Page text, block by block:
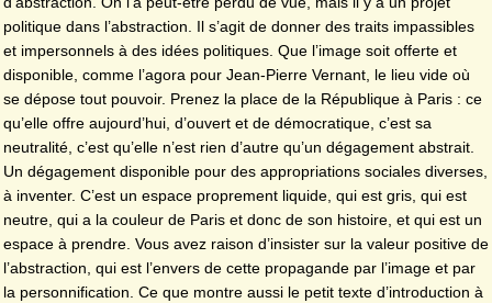
politique dans l’abstraction. Il s’agit de donner des traits impassibles
et impersonnels à des idées politiques. Que l’image soit offerte et
disponible, comme l’agora pour Jean-Pierre Vernant, le lieu vide où
se dépose tout pouvoir. Prenez la place de la République à Paris : ce
qu’elle offre aujourd’hui, d’ouvert et de démocratique, c’est sa
neutralité, c’est qu’elle n’est rien d’autre qu’un dégagement abstrait.
Un dégagement disponible pour des appropriations sociales diverses,
à inventer. C’est un espace proprement liquide, qui est gris, qui est
neutre, qui a la couleur de Paris et donc de son histoire, et qui est un
espace à prendre. Vous avez raison d’insister sur la valeur positive de
l’abstraction, qui est l’envers de cette propagande par l’image et par
la personnification. Ce que montre aussi le petit texte d’introduction à